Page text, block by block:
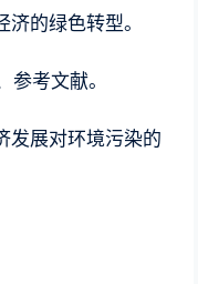
的绿色转型。
参考文献。
发展对环境污染的